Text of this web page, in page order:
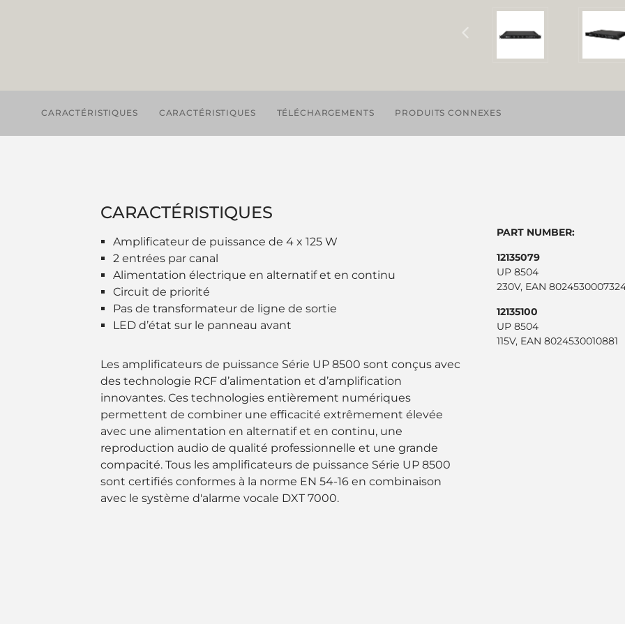
CARACTÉRISTIQUES CARACTÉRISTIQUES TÉLÉCHARGEMENTS PRODUITS CONNEXES
CARACTÉRISTIQUES
Amplificateur de puissance de 4 x 125 W
2 entrées par canal
Alimentation électrique en alternatif et en continu
Circuit de priorité
Pas de transformateur de ligne de sortie
LED d’état sur le panneau avant
Les amplificateurs de puissance Série UP 8500 sont conçus avec
des technologie RCF d’alimentation et d’amplification
innovantes. Ces technologies entièrement numériques
permettent de combiner une efficacité extrêmement élevée
avec une alimentation en alternatif et en continu, une
reproduction audio de qualité professionnelle et une grande
compacité. Tous les amplificateurs de puissance Série UP 8500
sont certifiés conformes à la norme EN 54-16 en combinaison
avec le système d'alarme vocale DXT 7000.
PART NUMBER:
12135079
UP 8504
230V, EAN
12135100
UP 8504
115V, EAN 8024530010881